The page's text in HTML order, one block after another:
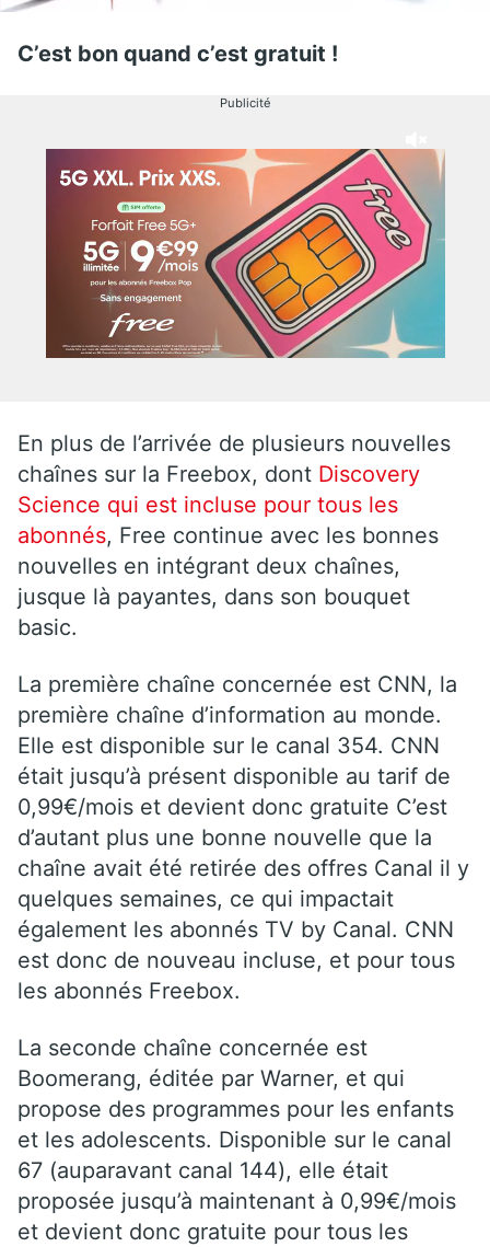
C’est bon quand c’est gratuit !
Publicité
En plus de l’arrivée de plusieurs nouvelles
chaînes sur la Freebox, dont Discovery
Science qui est incluse pour tous les
abonnés, Free continue avec les bonnes
nouvelles en intégrant deux chaînes,
jusque là payantes, dans son bouquet
basic.
La première chaîne concernée est CNN, la
première chaîne d’information au monde.
Elle est disponible sur le canal 354. CNN
était jusqu’à présent disponible au tarif de
0,99€/mois et devient donc gratuite C’est
d’autant plus une bonne nouvelle que la
chaîne avait été retirée des offres Canal il y
quelques semaines, ce qui impactait
également les abonnés TV by Canal. CNN
est donc de nouveau incluse, et pour tous
les abonnés Freebox.
La seconde chaîne concernée est
Boomerang, éditée par Warner, et qui
propose des programmes pour les enfants
et les adolescents. Disponible sur le canal
67 (auparavant canal 144), elle était
proposée jusqu’à maintenant à 0,99€/mois
et devient donc gratuite pour tous les